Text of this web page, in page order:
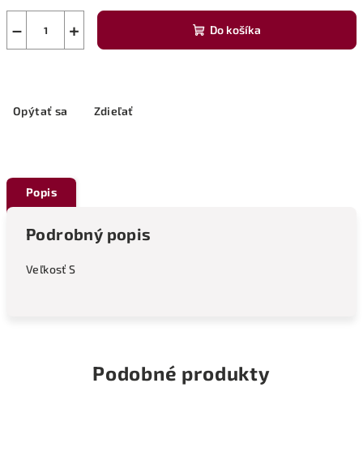
+
− Do košíka
Opýtať sa Zdieľať
Popis
Podrobný popis
Veľkosť S
Podobné produkty